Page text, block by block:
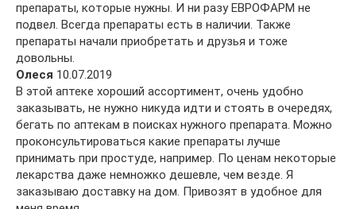
препараты, которые нужны. И ни разу ЕВРОФАРМ не
подвел. Всегда препараты есть в наличии. Также
препараты начали приобретать и друзья и тоже
довольны.
Олеся 10.07.2019
В этой аптеке хороший ассортимент, очень удобно
заказывать, не нужно никуда идти и стоять в очередях,
бегать по аптекам в поисках нужного препарата. Можно
проконсультироваться какие препараты лучше
принимать при простуде, например. По ценам некоторые
лекарства даже немножко дешевле, чем везде. Я
заказываю доставку на дом. Привозят в удобное для